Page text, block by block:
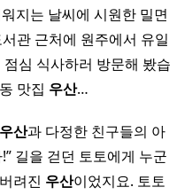
지는 날씨에 시원한 밀면
관 근처에 원주에서 유일
심 식사하러 방문해 봤습
맛집 우산…
우산과 다정한 친구들의 아
길을 걷던 토토에게 누군
려진 우산이었지요. 토토